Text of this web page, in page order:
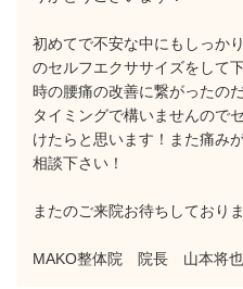
初めてで不安な中にもしっか
のセルフエクササイズをして
時の腰痛の改善に繋がったの
タイミングで構いませんので
けたらと思います！また痛み
相談下さい！
またのご来院お待ちしておりま
MAKO整体院 院長 山本将也